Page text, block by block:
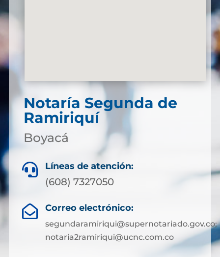
Notaría Segunda de
Ramiriquí
Boyacá
 Líneas de atención:
(608) 7327050
 Correo electrónico:
segundaramiriqui@supernotariado.gov.co;
notaria2ramiriqui@ucnc.com.co